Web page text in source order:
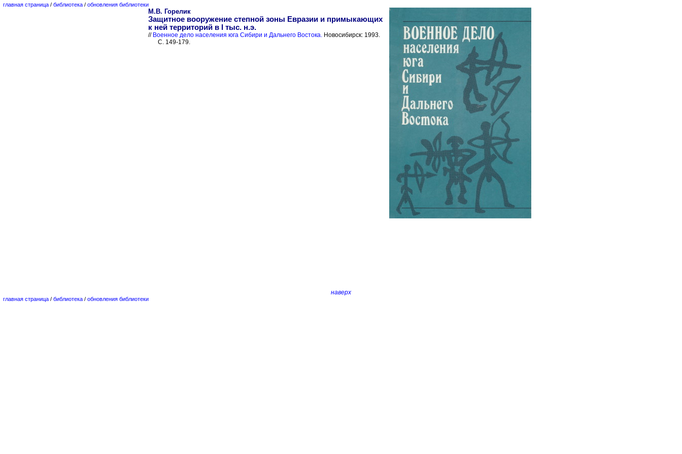
главная страница / библиотека / обновления библиотеки
М.В. Горелик
Защитное вооружение степной зоны Евразии и примыкающих
к ней территорий в I тыс. н.э.
// Военное дело населения юга Сибири и Дальнего Востока. Новосибирск: 1993.
С. 149-179.
наверх
главная страница / библиотека / обновления библиотеки